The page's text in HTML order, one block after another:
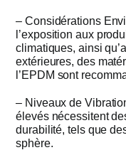
– Considérations
l’exposition aux
climatiques, ainsi
extérieures, des
l’EPDM sont
– Niveaux de
élevés nécessitent
durabilité, tels que
sphère.